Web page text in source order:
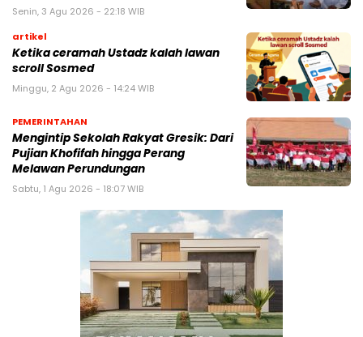
Senin, 3 Agu 2026 - 22:18 WIB
artikel
Ketika ceramah Ustadz kalah lawan
scroll Sosmed
Minggu, 2 Agu 2026 - 14:24 WIB
PEMERINTAHAN
Mengintip Sekolah Rakyat Gresik: Dari
Pujian Khofifah hingga Perang
Melawan Perundungan
Sabtu, 1 Agu 2026 - 18:07 WIB